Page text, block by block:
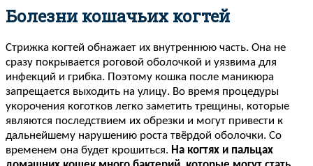
Болезни кошачьих когтей
Стрижка когтей обнажает их внутреннюю часть. Она не
сразу покрывается роговой оболочкой и уязвима для
инфекций и грибка. Поэтому кошка после маникюра
запрещается выходить на улицу. Во время процедуры
укорочения коготков легко заметить трещины, которые
являются последствием их обрезки и могут привести к
дальнейшему нарушению роста твёрдой оболочки. Со
временем она будет крошиться. На когтях и пальцах